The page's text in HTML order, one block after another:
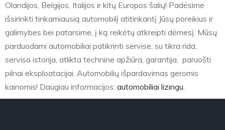
Olandijos, Belgijos, Italijos ir kitų Europos šalių! Padėsime
išsirinkti tinkamiausią automobilį atitinkantį Jūsų poreikius ir
galimybes bei patarsime, į ką reikėtų atkreipti dėmesį. Mūsų
parduodami automobiliai patikrinti servise, su tikra rida,
serviso istorija, atlikta technine apžiūra, garantija, paruošti
pilnai eksploatacijai. Automobilių išpardavimas geromis
kainomis! Daugiau informacijos: automobiliai lizingu.